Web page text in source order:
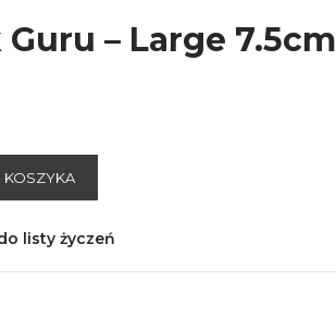
– Large 7.5cm
listy życzeń